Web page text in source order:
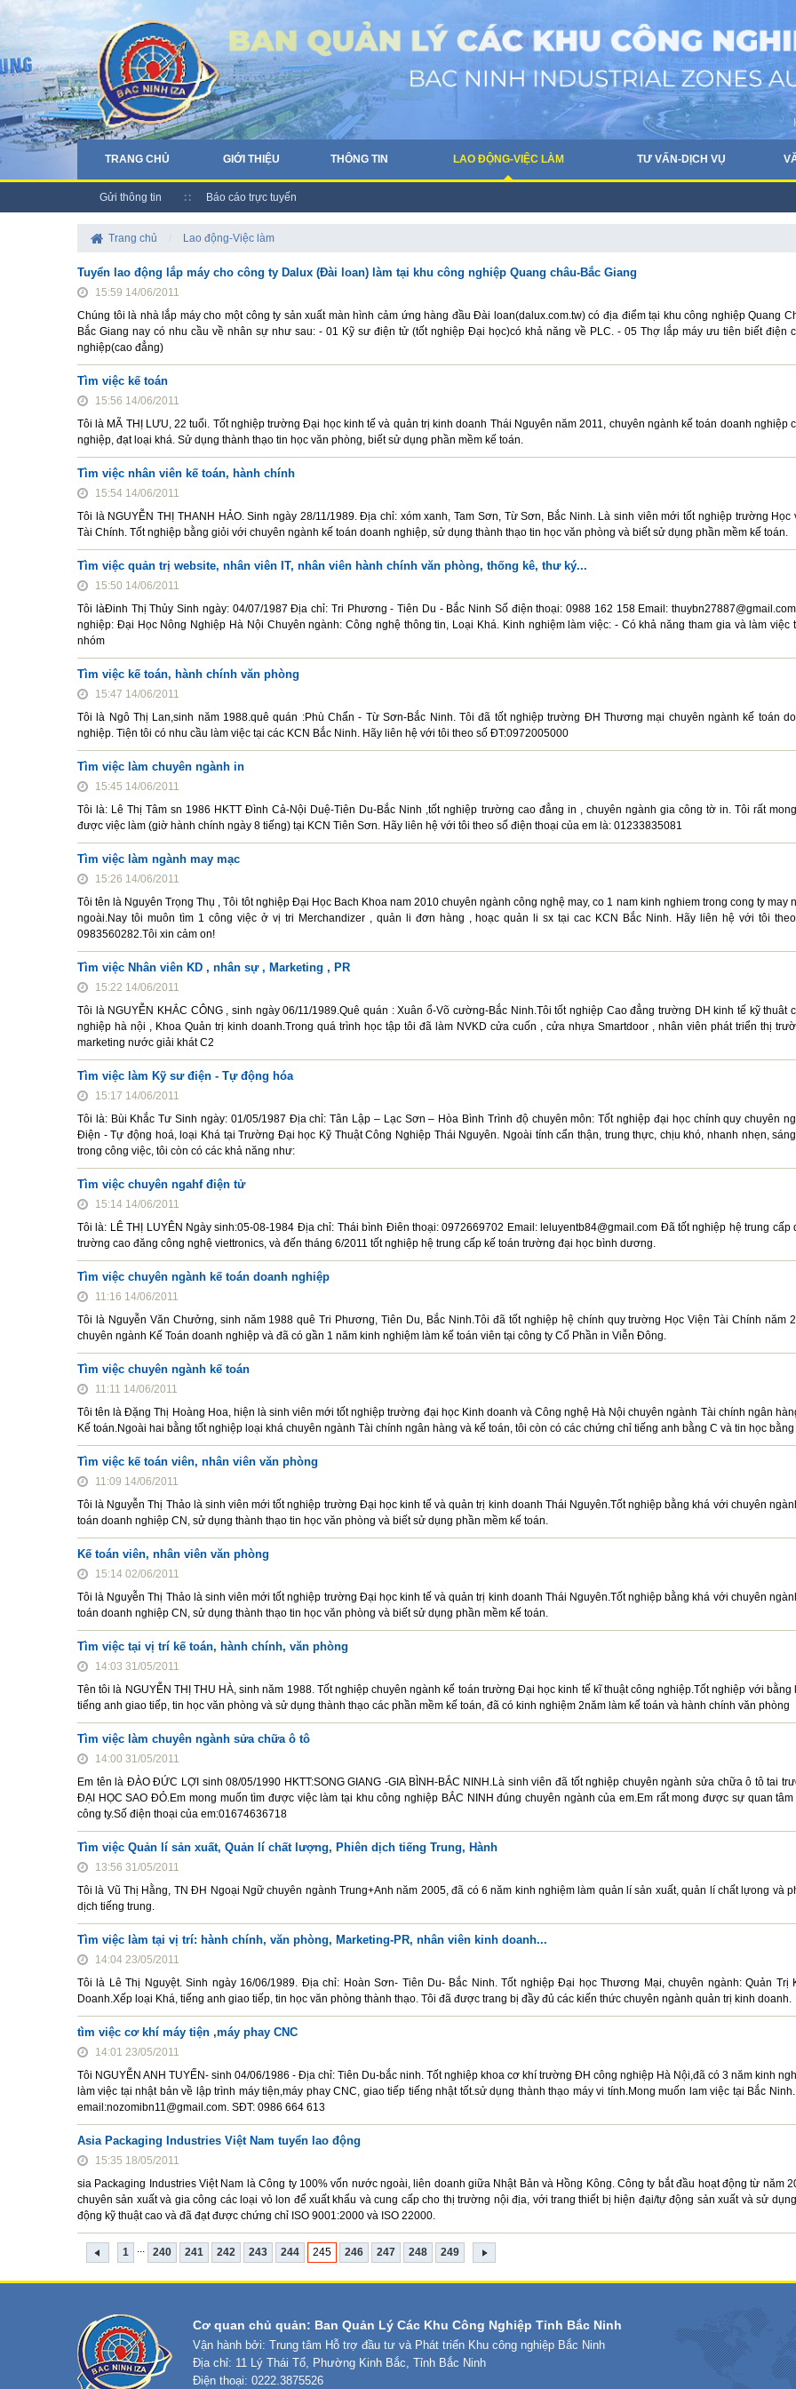
TRANG CHỦ GIỚI THIỆU THÔNG TIN LAO ĐỘNG-VIỆC LÀM TƯ VẤN-DỊCH VỤ
Gửi thông tin Báo cáo trực tuyến
Trang chủ Lao động-Việc làm
Tuyển lao động lắp máy cho công ty Dalux (Đài loan) làm tại khu công nghiệp Quang châu-Bắc Giang
15:59 14/06/2011
Chúng tôi là nhà lắp máy cho một công ty sản xuất màn hình cảm ứng hàng đầu Đài loan(dalux.com.tw) có địa điểm tại khu công nghiệp Quang
Bắc Giang nay có nhu cầu về nhân sự như sau: - 01 Kỹ sư điện tử (tốt nghiệp Đại học)có khả năng về PLC. - 05 Thợ lắp máy ưu tiên biết điện
nghiệp(cao đẳng)
Tìm việc kế toán
15:56 14/06/2011
Tôi là MÃ THỊ LƯU, 22 tuổi. Tốt nghiệp trường Đại học kinh tế và quản trị kinh doanh Thái Nguyên năm 2011, chuyên ngành kế toán doanh nghiệp
nghiệp, đạt loại khá. Sử dụng thành thạo tin học văn phòng, biết sử dụng phần mềm kế toán.
Tìm việc nhân viên kế toán, hành chính
15:54 14/06/2011
Tôi là NGUYỄN THỊ THANH HẢO. Sinh ngày 28/11/1989. Địa chỉ: xóm xanh, Tam Sơn, Từ Sơn, Bắc Ninh. Là sinh viên mới tốt nghiệp trường Học
Tài Chính. Tốt nghiệp bằng giỏi với chuyên ngành kế toán doanh nghiệp, sử dụng thành thạo tin học văn phòng và biết sử dụng phần mềm kế toán.
Tìm việc quản trị website, nhân viên IT, nhân viên hành chính văn phòng, thống kê, thư ký...
15:50 14/06/2011
Tôi làĐinh Thị Thủy Sinh ngày: 04/07/1987 Địa chỉ: Tri Phương - Tiên Du - Bắc Ninh Số điện thoại: 0988 162 158 Email:
nghiệp: Đại Học Nông Nghiệp Hà Nội Chuyên ngành: Công nghệ thông tin, Loại Khá. Kinh nghiệm làm việc: - Có khả năng tham gia và làm việc
nhóm
Tìm việc kế toán, hành chính văn phòng
15:47 14/06/2011
Tôi là Ngô Thị Lan,sinh năm 1988.quê quán :Phù Chẩn - Từ Sơn-Bắc Ninh. Tôi đã tốt nghiệp trường ĐH Thương mại chuyên ngành kế toán
nghiệp. Tiện tôi có nhu cầu làm việc tại các KCN Bắc Ninh. Hãy liên hệ với tôi theo số ĐT:0972005000
Tìm việc làm chuyên ngành in
15:45 14/06/2011
Tôi là: Lê Thị Tâm sn 1986 HKTT Đình Cả-Nội Duệ-Tiên Du-Bắc Ninh ,tốt nghiệp trường cao đẳng in , chuyên ngành gia công tờ in. Tôi rất
được việc làm (giờ hành chính ngày 8 tiếng) tại KCN Tiên Sơn. Hãy liên hệ với tôi theo số điện thoại của em là: 01233835081
Tìm việc làm ngành may mạc
15:26 14/06/2011
Tôi tên là Nguyên Trọng Thụ , Tôi tôt nghiệp Đại Học Bach Khoa nam 2010 chuyên ngành công nghệ may, co 1 nam kinh nghiem trong cong ty may
ngoài.Nay tôi muôn tìm 1 công việc ở vị tri Merchandizer , quản li đơn hàng , hoạc quản li sx tại cac KCN Bắc Ninh. Hãy liên hệ với tôi
0983560282.Tôi xin cảm on!
Tìm việc Nhân viên KD , nhân sự , Marketing , PR
15:22 14/06/2011
Tôi là NGUYỄN KHẮC CÔNG , sinh ngày 06/11/1989.Quê quán : Xuân ổ-Võ cường-Bắc Ninh.Tôi tốt nghiệp Cao đẳng trường DH kinh tế kỹ thuât
nghiệp hà nội , Khoa Quản trị kinh doanh.Trong quá trình học tập tôi đã làm NVKD cửa cuốn , cửa nhựa Smartdoor , nhân viên phát triển thị
marketing nước giải khát C2
Tìm việc làm Kỹ sư điện - Tự động hóa
15:17 14/06/2011
Tôi là: Bùi Khắc Tư Sinh ngày: 01/05/1987 Địa chỉ: Tân Lập – Lạc Sơn – Hòa Bình Trình độ chuyên môn: Tốt nghiệp đại học chính quy chuyên
Điện - Tự động hoá, loại Khá tại Trường Đại học Kỹ Thuật Công Nghiệp Thái Nguyên. Ngoài tính cẩn thận, trung thực, chịu khó, nhanh nhẹn,
trong công việc, tôi còn có các khả năng như:
Tìm việc chuyên ngahf điện tử
15:14 14/06/2011
Tôi là: LÊ THỊ LUYÊN Ngày sinh:05-08-1984 Địa chỉ: Thái bình Điên thoại: 0972669702 Email: leluyentb84@gmail.com Đã tốt nghiệp hệ trung cấp
trường cao đăng công nghệ viettronics, và đến tháng 6/2011 tốt nghiệp hệ trung cấp kế toán trường đại học bình dương.
Tìm việc chuyên ngành kế toán doanh nghiệp
11:16 14/06/2011
Tôi là Nguyễn Văn Chưởng, sinh năm 1988 quê Tri Phương, Tiên Du, Bắc Ninh.Tôi đã tốt nghiệp hệ chính quy trường Học Viện Tài Chính năm
chuyên ngành Kế Toán doanh nghiệp và đã có gần 1 năm kinh nghiệm làm kế toán viên tại công ty Cổ Phần in Viễn Đông.
Tìm việc chuyên ngành kế toán
11:11 14/06/2011
Tôi tên là Đặng Thị Hoàng Hoa, hiện là sinh viên mới tốt nghiệp trường đại học Kinh doanh và Công nghệ Hà Nội chuyên ngành Tài chính ngân
Kế toán.Ngoài hai bằng tốt nghiệp loại khá chuyên ngành Tài chính ngân hàng và kế toán, tôi còn có các chứng chỉ tiếng anh bằng C và tin học bằng
Tìm việc kế toán viên, nhân viên văn phòng
11:09 14/06/2011
Tôi là Nguyễn Thị Thảo là sinh viên mới tốt nghiệp trường Đại học kinh tế và quản trị kinh doanh Thái Nguyên.Tốt nghiệp bằng khá với chuyên
toán doanh nghiệp CN, sử dụng thành thạo tin học văn phòng và biết sử dụng phần mềm kế toán.
Kế toán viên, nhân viên văn phòng
15:14 02/06/2011
Tôi là Nguyễn Thị Thảo là sinh viên mới tốt nghiệp trường Đại học kinh tế và quản trị kinh doanh Thái Nguyên.Tốt nghiệp bằng khá với chuyên
toán doanh nghiệp CN, sử dụng thành thạo tin học văn phòng và biết sử dụng phần mềm kế toán.
Tìm việc tại vị trí kế toán, hành chính, văn phòng
14:03 31/05/2011
Tên tôi là NGUYỄN THỊ THU HÀ, sinh năm 1988. Tốt nghiệp chuyên ngành kế toán trường Đại học kinh tế kĩ thuật công nghiệp.Tốt nghiệp với bằng
tiếng anh giao tiếp, tin học văn phòng và sử dụng thành thạo các phần mềm kế toán, đã có kinh nghiệm 2năm làm kế toán và hành chính văn phòng
Tìm việc làm chuyên ngành sửa chữa ô tô
14:00 31/05/2011
Em tên là ĐÀO ĐỨC LỢI sinh 08/05/1990 HKTT:SONG GIANG -GIA BÌNH-BẮC NINH.Là sinh viên đã tốt nghiệp chuyên ngành sửa chữa ô tô tai
ĐẠI HỌC SAO ĐỎ.Em mong muốn tìm được việc làm tại khu công nghiệp BẮC NINH đúng chuyên ngành của em.Em rất mong được sự quan tâm
công ty.Số điện thoại của em:01674636718
Tìm việc Quản lí sản xuất, Quản lí chất lượng, Phiên dịch tiếng Trung, Hành
13:56 31/05/2011
Tôi là Vũ Thị Hằng, TN ĐH Ngoại Ngữ chuyên ngành Trung+Anh năm 2005, đã có 6 năm kinh nghiệm làm quản lí sản xuất, quản lí chất lựong và
dịch tiếng trung.
Tìm việc làm tại vị trí: hành chính, văn phòng, Marketing-PR, nhân viên kinh doanh...
14:04 23/05/2011
Tôi là Lê Thị Nguyệt. Sinh ngày 16/06/1989. Địa chỉ: Hoàn Sơn- Tiên Du- Bắc Ninh. Tốt nghiệp Đại học Thương Mại, chuyên ngành: Quản Trị
Doanh.Xếp loại Khá, tiếng anh giao tiếp, tin học văn phòng thành thạo. Tôi đã được trang bị đầy đủ các kiến thức chuyên ngành quản trị kinh doanh.
tìm việc cơ khí máy tiện ,máy phay CNC
14:01 23/05/2011
Tôi NGUYỄN ANH TUYẾN- sinh 04/06/1986 - Địa chỉ: Tiên Du-bắc ninh. Tốt nghiệp khoa cơ khí trường ĐH công nghiệp Hà Nội,đã có 3 năm kinh
làm việc tại nhật bản về lập trình máy tiện,máy phay CNC, giao tiếp tiếng nhật tốt.sử dụng thành thạo máy vi tính.Mong muốn lam việc tại Bắc
email:nozomibn11@gmail.com. SĐT: 0986 664 613
Asia Packaging Industries Việt Nam tuyển lao động
15:35 18/05/2011
sia Packaging Industries Việt Nam là Công ty 100% vốn nước ngoài, liên doanh giữa Nhật Bản và Hồng Kông. Công ty bắt đầu hoạt động từ năm
chuyên sản xuất và gia công các loại vỏ lon để xuất khẩu và cung cấp cho thị trường nội địa, với trang thiết bị hiện đại/tự động sản xuất và sử
động kỹ thuật cao và đã đạt được chứng chỉ ISO 9001:2000 và ISO 22000.
1 ... 240 241 242 243 244 245 246 247 248 249
Cơ quan chủ quản: Ban Quản Lý Các Khu Công Nghiệp Tỉnh Bắc Ninh
Vận hành bởi: Trung tâm Hỗ trợ đầu tư và Phát triển Khu công nghiệp Bắc Ninh
Địa chỉ: 11 Lý Thái Tổ, Phường Kinh Bắc, Tỉnh Bắc Ninh
Điện thoại: 0222.3875526